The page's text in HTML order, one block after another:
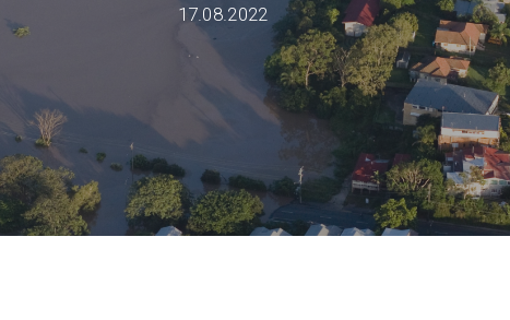
Геологические решения Seequent
Отдел новостей
Community Forum
Online learning
17.08.2022